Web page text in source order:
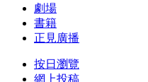
劇場
書籍
正見廣播
按日瀏覽
網上投稿